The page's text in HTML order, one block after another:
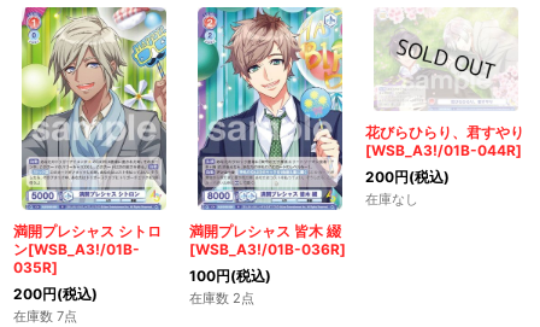
満開プレシャス シトロ
ン[WSB_A3!/01B-
035R]
200円(税込)
在庫数 7点
満開プレシャス 皆木 綴
[WSB_A3!/01B-036R]
100円(税込)
在庫数 2点
花びらひらり、君すやり
[WSB_A3!/01B-044R]
200円(税込)
在庫なし